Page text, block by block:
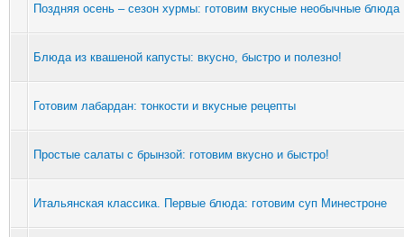
Поздняя осень – сезон хурмы: готовим вкусные необычные блюда
Блюда из квашеной капусты: вкусно, быстро и полезно!
Готовим лабардан: тонкости и вкусные рецепты
Простые салаты с брынзой: готовим вкусно и быстро!
Итальянская классика. Первые блюда: готовим суп Минестроне